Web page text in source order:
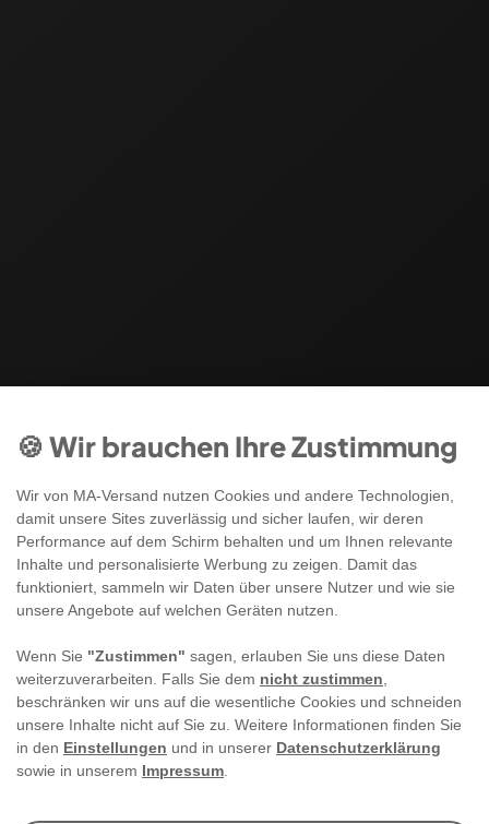
🍪 Wir brauchen Ihre Zustimmung
Wir von MA-Versand nutzen Cookies und andere Technologien,
damit unsere Sites zuverlässig und sicher laufen, wir deren
Performance auf dem Schirm behalten und um Ihnen relevante
Inhalte und personalisierte Werbung zu zeigen. Damit das
funktioniert, sammeln wir Daten über unsere Nutzer und wie sie
unsere Angebote auf welchen Geräten nutzen.
Wenn Sie "Zustimmen" sagen, erlauben Sie uns diese Daten
weiterzuverarbeiten. Falls Sie dem nicht zustimmen
beschränken wir uns auf die wesentliche Cookies und schneiden
unsere Inhalte nicht auf Sie zu. Weitere Informationen finden Sie
in den Einstellungen und in unserer Datenschutzerklärung
sowie in unserem Impressum